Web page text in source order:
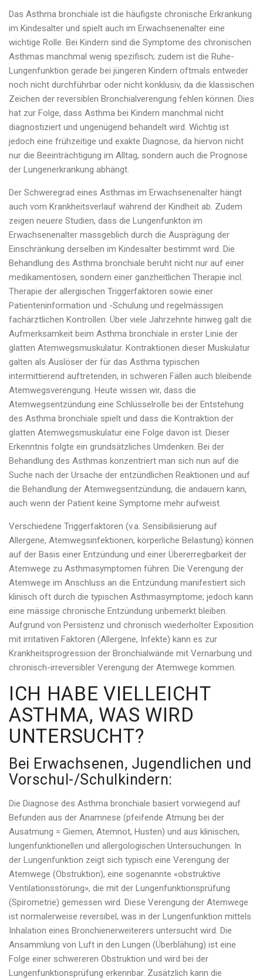
Das Asthma bronchiale ist die häufigste chronische Erkrankung
im Kindesalter und spielt auch im Erwachsenenalter eine
wichtige Rolle. Bei Kindern sind die Symptome des chronischen
Asthmas manchmal wenig spezifisch; zudem ist die Ruhe-
Lungenfunktion gerade bei jüngeren Kindern oftmals entweder
noch nicht durchführbar oder nicht konklusiv, da die klassischen
Zeichen der reversiblen Bronchialverengung fehlen können. Dies
hat zur Folge, dass Asthma bei Kindern manchmal nicht
diagnostiziert und ungenügend behandelt wird. Wichtig ist
jedoch eine frühzeitige und exakte Diagnose, da hiervon nicht
nur die Beeinträchtigung im Alltag, sondern auch die Prognose
der Lungenerkrankung abhängt.
Der Schweregrad eines Asthmas im Erwachsenenalter hängt
auch vom Krankheitsverlauf während der Kindheit ab. Zudem
zeigen neuere Studien, dass die Lungenfunkton im
Erwachsenenalter massgeblich durch die Ausprägung der
Einschränkung derselben im Kindesalter bestimmt wird. Die
Behandlung des Asthma bronchiale beruht nicht nur auf einer
medikamentösen, sondern einer ganzheitlichen Therapie incl.
Therapie der allergischen Triggerfaktoren sowie einer
Patienteninformation und -Schulung und regelmässigen
fachärztlichen Kontrollen. Über viele Jahrzehnte hinweg galt die
Aufmerksamkeit beim Asthma bronchiale in erster Linie der
glatten Atemwegsmuskulatur. Kontraktionen dieser Muskulatur
galten als Auslöser der für das Asthma typischen
intermittierend auftretenden, in schweren Fällen auch bleibende
Atemwegsverengung. Heute wissen wir, dass die
Atemwegsentzündung eine Schlüsselrolle bei der Entstehung
des Asthma bronchiale spielt und dass die Kontraktion der
glatten Atemwegsmuskulatur eine Folge davon ist. Dieser
Erkenntnis folgte ein grundsätzliches Umdenken. Bei der
Behandlung des Asthmas konzentriert man sich nun auf die
Suche nach der Ursache der entzündlichen Reaktionen und auf
die Behandlung der Atemwegsentzündung, die andauern kann,
auch wenn der Patient keine Symptome mehr aufweist.
Verschiedene Triggerfaktoren (v.a. Sensibilisierung auf
Allergene, Atemwegsinfektionen, körperliche Belastung) können
auf der Basis einer Entzündung und einer Übererregbarkeit der
Atemwege zu Asthmasymptomen führen. Die Verengung der
Atemwege im Anschluss an die Entzündung manifestiert sich
klinisch oft durch die typischen Asthmasymptome; jedoch kann
eine mässige chronische Entzündung unbemerkt bleiben.
Aufgrund von Persistenz und chronisch wiederholter Exposition
mit irritativen Faktoren (Allergene, Infekte) kann es zur
Krankheitsprogression der Bronchialwände mit Vernarbung und
chronisch-irreversibler Verengung der Atemwege kommen.
ICH HABE VIELLEICHT
ASTHMA, WAS WIRD
UNTERSUCHT?
Bei Erwachsenen, Jugendlichen und
Vorschul-/Schulkindern:
Die Diagnose des Asthma bronchiale basiert vorwiegend auf
Befunden aus der Anamnese (pfeifende Atmung bei der
Ausatmung = Giemen, Atemnot, Husten) und aus klinischen,
lungenfunktionellen und allergologischen Untersuchungen. In
der Lungenfunktion zeigt sich typisch eine Verengung der
Atemwege (Obstruktion), eine sogenannte «obstruktive
Ventilationsstörung», die mit der Lungenfunktionsprüfung
(Spirometrie) gemessen wird. Diese Verengung der Atemwege
ist normalerweise reversibel, was in der Lungenfunktion mittels
Inhalation eines Bronchienerweiterers untersucht wird. Die
Ansammlung von Luft in den Lungen (Überblähung) ist eine
Folge einer schwereren Obstruktion und wird bei der
Lungenfunktionsprüfung erkennbar. Zusätzlich kann die